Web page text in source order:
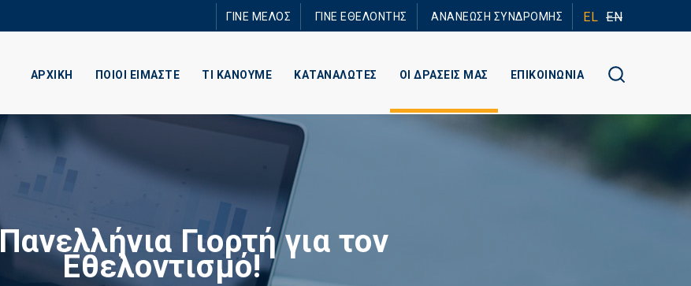
ΓΙΝΕ ΜΕΛΟΣ ΓΙΝΕ ΕΘΕΛΟΝΤΗΣ ΑΝΑΝΕΩΣΗ ΣΥΝΔΡΟΜΗΣ EL EN
ΑΡΧΙΚΗ ΠΟΙΟΙ ΕΙΜΑΣΤΕ ΤΙ ΚΑΝΟΥΜΕ ΚΑΤΑΝΑΛΩΤΕΣ ΟΙ ΔΡΑΣΕΙΣ ΜΑΣ ΕΠΙΚΟΙΝΩΝΙΑ
Γιορτή για τον
Εθελοντισμό!